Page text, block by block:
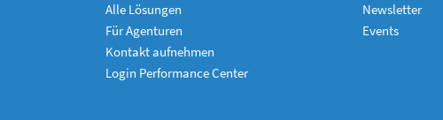
Alle Lösungen
Für Agenturen
Kontakt aufnehmen
Login Performance Center
Newsletter
Events